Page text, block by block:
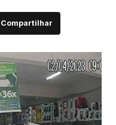
Compartilhar